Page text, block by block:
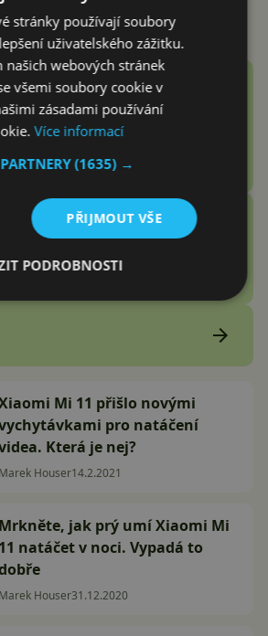
Fitbit Air recenze:
bez displeje je přesně
zařízení, které jsem
Adam Kurfürst
Vention Echo Lite E11 Pro
recenze: jsou sluchátka za 3
zlatý grál nebo podfuk?
Mi 11 přišlo novými
pro natáčení
Která je nej?
Marek Houser14.2.2021
Mrkněte, jak prý umí Xiaomi Mi
11 natáčet v noci. Vypadá to
Marek Houser31.12.2020
stránky používají soubory
uživatelského zážitku.
našich webových stránek
všemi soubory cookie v
zásadami používání
Více informací
(1635) →
PŘIJMOUT VŠE
PODROBNOSTI